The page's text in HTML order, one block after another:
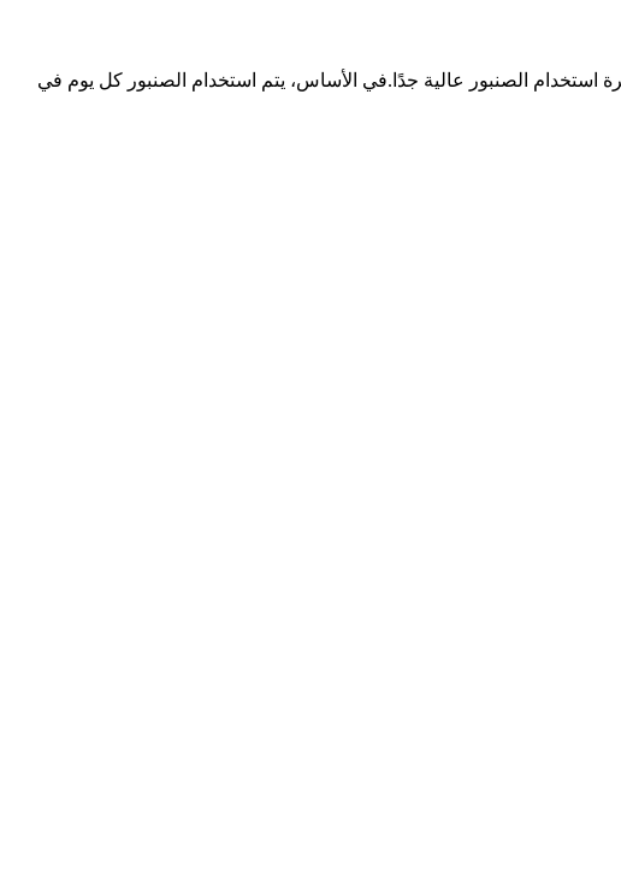
استخدام الصنبور عالية جدًا.في الأساس، يتم استخدام الصنبور كل يوم في